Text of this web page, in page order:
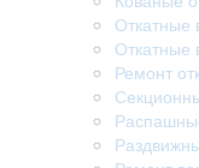
Откатные
Откатные
Ремонт